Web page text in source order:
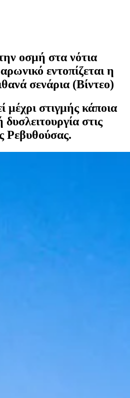
οσμή στα νότια
εντοπίζεται η
σενάρια (Βίντεο)
μέχρι στιγμής κάποια
στις
Ρεβυθούσας.